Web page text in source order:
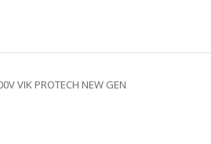
VIK PROTECH NEW GEN